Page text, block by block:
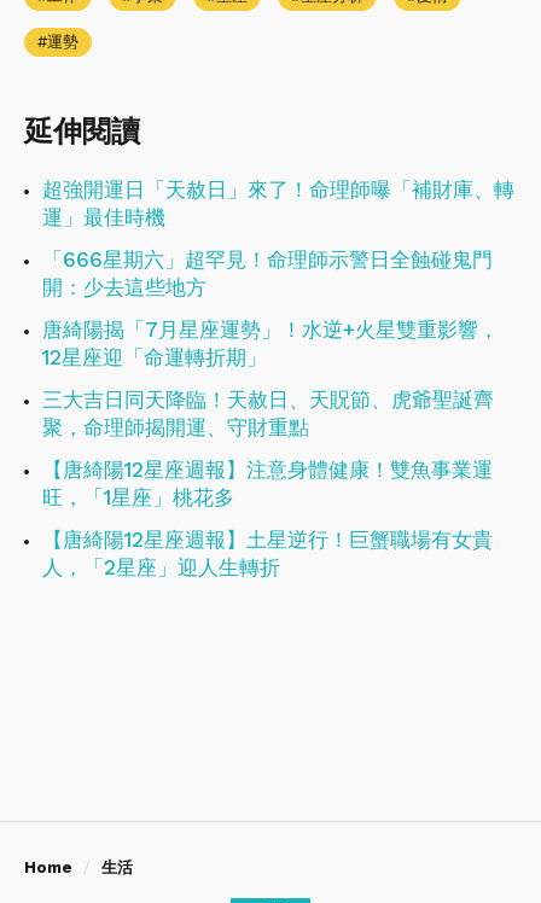
運勢
延伸閱讀
超強開運日「天赦日」來了！命理師曝「補財庫、轉
運」最佳時機
「666星期六」超罕見！命理師示警日全蝕碰鬼門
開：少去這些地方
唐綺陽揭「7月星座運勢」！水逆+火星雙重影響，
12星座迎「命運轉折期」
三大吉日同天降臨！天赦日、天貺節、虎爺聖誕齊
聚，命理師揭開運、守財重點
【唐綺陽12星座週報】注意身體健康！​​​​​​​雙魚事業運
旺，「1星座」桃花多
【唐綺陽12星座週報】土星逆行！巨蟹職場有女貴
人，「2星座」迎人生轉折
Home 生活